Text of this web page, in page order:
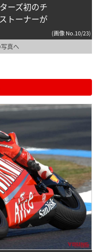
ーズ初のチ
トーナーが
(画像 No.10/23)
真へ